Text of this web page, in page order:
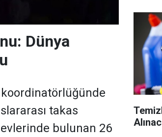
Dünya
takas
bulunan 26